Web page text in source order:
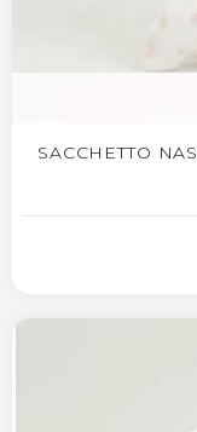
SACCHETTO